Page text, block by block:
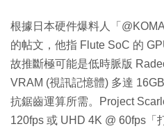
根據日本硬件爆料人「
的帖文，他指 Flute SoC 的
故推斷極可能是低時脈版
VRAM (視訊記憶體) 多達
抗鋸齒運算所需。Project
120fps 或 UHD 4K @ 60fps「